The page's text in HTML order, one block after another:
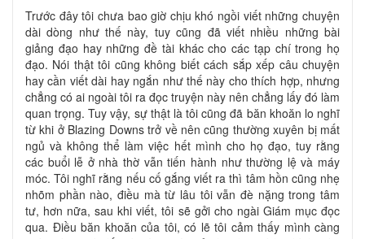
Trước đây tôi chưa bao giờ chịu khó ngồi viết những chuyện
dài dòng như thế này, tuy cũng đã viết nhiều những bài
giảng đạo hay những đề tài khác cho các tạp chí trong họ
đạo. Nói thật tôi cũng không biết cách sắp xếp câu chuyện
hay cần viết dài hay ngắn như thế này cho thích hợp, nhưng
chẳng có ai ngoài tôi ra đọc truyện này nên chẳng lấy đó làm
quan trọng. Tuy vậy, sự thật là tôi cũng đã băn khoăn lo nghĩ
từ khi ở Blazing Downs trở về nên cũng thường xuyên bị mất
ngủ và không thể làm việc hết mình cho họ đạo, tuy rằng
các buổi lễ ở nhà thờ vẫn tiến hành như thường lệ và máy
móc. Tôi nghĩ rằng nếu cố gắng viết ra thì tâm hồn cũng nhẹ
nhõm phần nào, điều mà từ lâu tôi vẫn đè nặng trong tâm
tư, hơn nữa, sau khi viết, tôi sẽ gởi cho ngài Giám mục đọc
qua. Điều băn khoăn của tôi, có lẽ tôi cảm thấy mình càng